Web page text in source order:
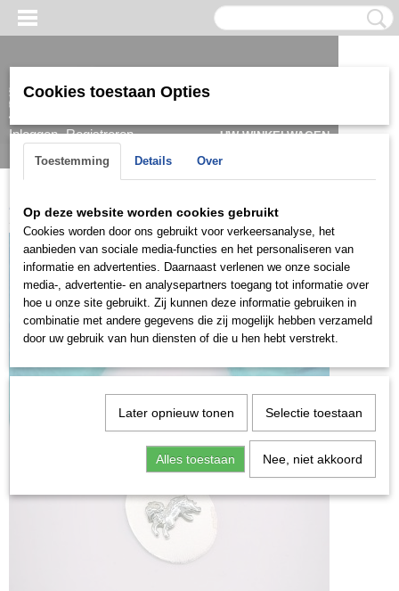
Inloggen Registreren
UW WINKELWAGEN
Home > Hanger > > ZH0822
Cookies toestaan Opties
Toestemming Details Over
Op deze website worden cookies gebruikt
Cookies worden door ons gebruikt voor verkeersanalyse, het
aanbieden van sociale media-functies en het personaliseren van
informatie en advertenties. Daarnaast verlenen we onze sociale
media-, advertentie- en analysepartners toegang tot informatie over
hoe u onze site gebruikt. Zij kunnen deze informatie gebruiken in
combinatie met andere gegevens die zij mogelijk hebben verzameld
door uw gebruik van hun diensten of die u hen hebt verstrekt.
Later opnieuw tonen Selectie toestaan
Alles toestaan Nee, niet akkoord